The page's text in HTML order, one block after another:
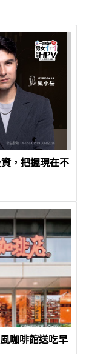
，把握現在不
咖啡館送吃早